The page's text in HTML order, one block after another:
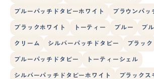
ブルーパッチドタビーホワイト ブラウンパッ
ブラックホワイト トーティー ブルー ブ
クリーム シルバーパッチドタビー ブラック
ブルーパッチドタビー トーティーシェル
シルバーパッチドタビーホワイト ブラックス